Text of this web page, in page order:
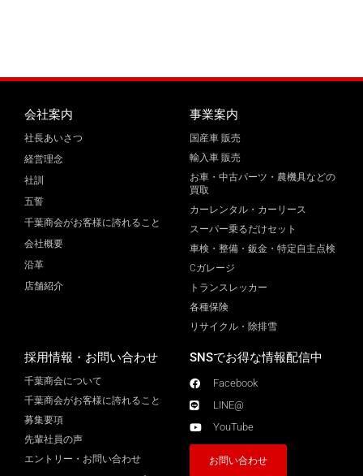
会社案内
社長あいさつ
経営理念
社訓
五誓
千葉商会がお客様に誇れること
会社概要
沿革
店舗紹介
事業案内
国産車 販売
輸入車 販売
お車・中古パーツ・農機具などの
買取
カーレンタル・カーリース
スーパー乗るだけセット
車検・整備・鈑金・特定自主点検
Cガレージ
トランスレッカー
各種保険
リサイクル・除排雪
採用情報・お問い合わせ
千葉商会について
千葉商会がお客様に誇れること​
募集要項
先輩社員の声
エントリー・お問い合わせ
SNSでお得な情報配信中
Facebook
LINE@
YouTube
お問い合わせ